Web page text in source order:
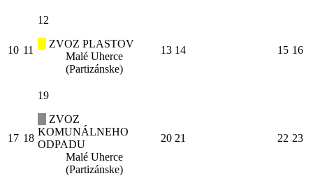
10 11
12
ZVOZ PLASTOV
Malé Uherce
(Partizánske)
13 14 15 16
17 18
19
ZVOZ
KOMUNÁLNEHO
ODPADU
Malé Uherce
(Partizánske)
20 21 22 23